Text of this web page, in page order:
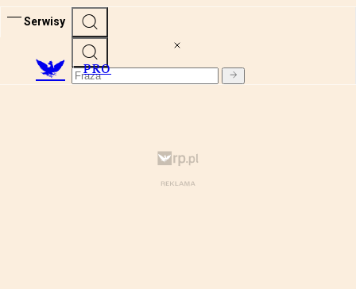
Serwisy
PRO